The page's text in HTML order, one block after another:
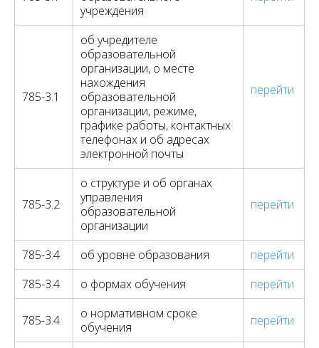
учреждения
785-3.1
об учредителе
образовательной
организации, о месте
нахождения
образовательной
организации, режиме,
графике работы, контактных
телефонах и об адресах
электронной почты
перейти
785-3.2
о структуре и об органах
управления
образовательной
организации
перейти
785-3.4 об уровне образования
перейти
785-3.4
о формах обучения перейти
785-3.4
о нормативном сроке
обучения
перейти